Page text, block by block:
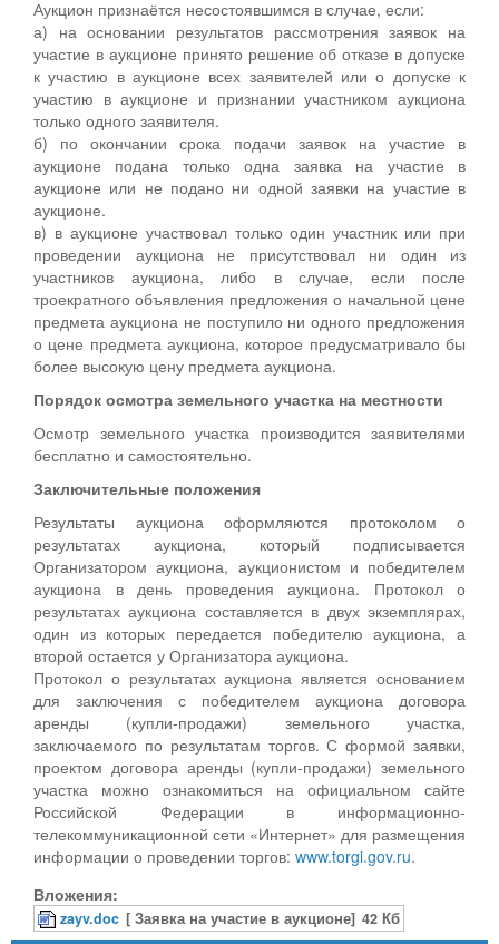
Аукцион признаётся несостоявшимся в случае, если:
а) на основании результатов рассмотрения заявок на
участие в аукционе принято решение об отказе в допуске
к участию в аукционе всех заявителей или о допуске к
участию в аукционе и признании участником аукциона
только одного заявителя.
б) по окончании срока подачи заявок на участие в
аукционе подана только одна заявка на участие в
аукционе или не подано ни одной заявки на участие в
аукционе.
в) в аукционе участвовал только один участник или при
проведении аукциона не присутствовал ни один из
участников аукциона, либо в случае, если после
троекратного объявления предложения о начальной цене
предмета аукциона не поступило ни одного предложения
о цене предмета аукциона, которое предусматривало бы
более высокую цену предмета аукциона.
Порядок осмотра земельного участка на местности
Осмотр земельного участка производится заявителями
бесплатно и самостоятельно.
Заключительные положения
Результаты аукциона оформляются протоколом о
результатах аукциона, который подписывается
Организатором аукциона, аукционистом и победителем
аукциона в день проведения аукциона. Протокол о
результатах аукциона составляется в двух экземплярах,
один из которых передается победителю аукциона, а
второй остается у Организатора аукциона.
Протокол о результатах аукциона является основанием
для заключения с победителем аукциона договора
аренды (купли-продажи) земельного участка,
заключаемого по результатам торгов. С формой заявки,
проектом договора аренды (купли-продажи) земельного
участка можно ознакомиться на официальном сайте
Российской Федерации в информационно-
телекоммуникационной сети «Интернет» для размещения
информации о проведении торгов: www.torgi.gov.ru.
Вложения:
zayv.doc [ Заявка на участие в аукционе] 42 Кб